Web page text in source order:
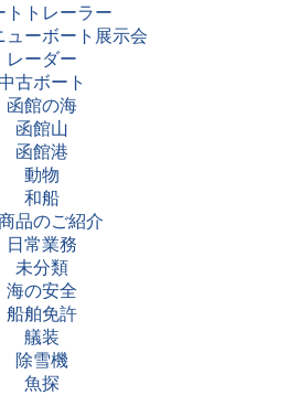
トトレーラー
ューボート展示会
レーダー
古ボート
函館の海
函館山
函館港
動物
和船
品のご紹介
日常業務
未分類
海の安全
船舶免許
艤装
除雪機
魚探